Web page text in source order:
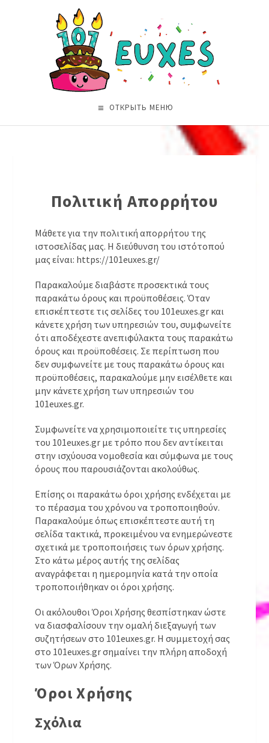
ОТКРЫТЬ МЕНЮ
Πολιτική Απορρήτου
Μάθετε για την πολιτική απορρήτου της
ιστοσελίδας μας. Η διεύθυνση του ιστότοπού
μας είναι: https://101euxes.gr/
Παρακαλούμε διαβάστε προσεκτικά τους
παρακάτω όρους και προϋποθέσεις. Όταν
επισκέπτεστε τις σελίδες του 101euxes.gr και
κάνετε χρήση των υπηρεσιών του, συμφωνείτε
ότι αποδέχεστε ανεπιφύλακτα τους παρακάτω
όρους και προϋποθέσεις. Σε περίπτωση που
δεν συμφωνείτε με τους παρακάτω όρους και
προϋποθέσεις, παρακαλούμε μην εισέλθετε και
μην κάνετε χρήση των υπηρεσιών του
101euxes.gr.
Συμφωνείτε να χρησιμοποιείτε τις υπηρεσίες
του 101euxes.gr με τρόπο που δεν αντίκειται
στην ισχύουσα νομοθεσία και σύμφωνα με τους
όρους που παρουσιάζονται ακολούθως.
Επίσης οι παρακάτω όροι χρήσης ενδέχεται με
το πέρασμα του χρόνου να τροποποιηθούν.
Παρακαλούμε όπως επισκέπτεστε αυτή τη
σελίδα τακτικά, προκειμένου να ενημερώνεστε
σχετικά με τροποποιήσεις των όρων χρήσης.
Στο κάτω μέρος αυτής της σελίδας
αναγράφεται η ημερομηνία κατά την οποία
τροποποιήθηκαν οι όροι χρήσης.
Οι ακόλουθοι Όροι Χρήσης θεσπίστηκαν ώστε
να διασφαλίσουν την ομαλή διεξαγωγή των
συζητήσεων στο 101euxes.gr. Η συμμετοχή σας
στο 101euxes.gr σημαίνει την πλήρη αποδοχή
των Όρων Χρήσης.
Όροι Χρήσης
Σχόλια